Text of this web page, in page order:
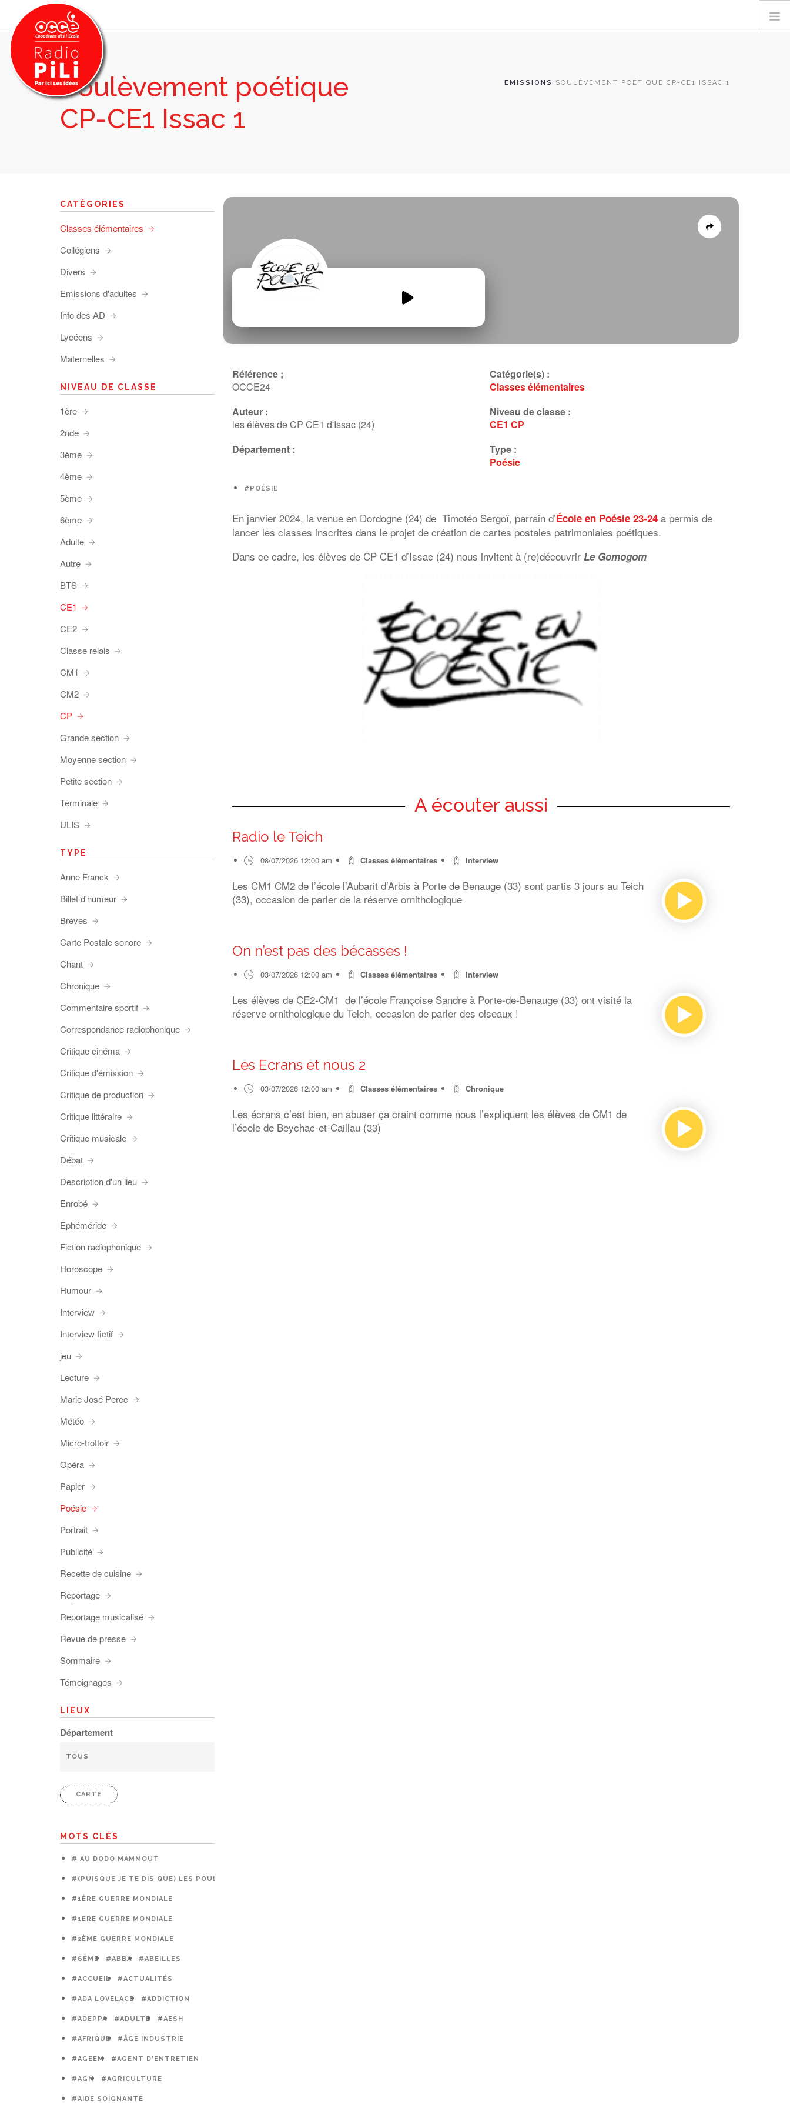
PRÉSENTATION
GRILLE DES PROGRAMMES
EMISSIONS / PODCASTS
RECHERCHER
Soulèvement poétique
CP-CE1 Issac 1
EMISSIONS SOULÈVEMENT POÉTIQUE CP-CE1 ISSAC 1
Le-Gomogom-Hugo-Raphael.mp3
Référence ;
OCCE24
Auteur :
les élèves de CP CE1 d'Issac (24)
Département :
Catégorie(s) :
Classes élémentaires
Niveau de classe :
CE1 CP
Type :
Poésie
#POÉSIE
En janvier 2024, la venue en Dordogne (24) de Timotéo Sergoï, parrain d’École en Poésie 23-24a permis de
lancer les classes inscrites dans le projet de création de cartes postales patrimoniales poétiques.
Dans ce cadre, les élèves de CP CE1 d’Issac (24) nous invitent à (re)découvrir Le Gomogom
A écouter aussi
Radio le Teich
08/07/2026 12:00 am Classes élémentaires Interview
Les CM1 CM2 de l’école l’Aubarit d’Arbis à Porte de Benauge (33) sont partis 3 jours au Teich
(33), occasion de parler de la réserve ornithologique
On n’est pas des bécasses !
03/07/2026 12:00 am Classes élémentaires Interview
Les élèves de CE2-CM1 de l’école Françoise Sandre à Porte-de-Benauge (33) ont visité la
réserve ornithologique du Teich, occasion de parler des oiseaux !
Les Ecrans et nous 2
03/07/2026 12:00 am Classes élémentaires Chronique
Les écrans c’est bien, en abuser ça craint comme nous l’expliquent les élèves de CM1 de
l’école de Beychac-et-Caillau (33)
CATÉGORIES
Classes élémentaires
Collégiens
Divers
Emissions d'adultes
Info des AD
Lycéens
Maternelles
NIVEAU DE CLASSE
1ère
2nde
3ème
4ème
5ème
6ème
Adulte
Autre
BTS
CE1
CE2
Classe relais
CM1
CM2
CP
Grande section
Moyenne section
Petite section
Terminale
ULIS
TYPE
Anne Franck
Billet d'humeur
Brèves
Carte Postale sonore
Chant
Chronique
Commentaire sportif
Correspondance radiophonique
Critique cinéma
Critique d'émission
Critique de production
Critique littéraire
Critique musicale
Débat
Description d'un lieu
Enrobé
Ephéméride
Fiction radiophonique
Horoscope
Humour
Interview
Interview fictif
jeu
Lecture
Marie José Perec
Météo
Micro-trottoir
Opéra
Papier
Poésie
Portrait
Publicité
Recette de cuisine
Reportage
Reportage musicalisé
Revue de presse
Sommaire
Témoignages
LIEUX
Département
CARTE
MOTS CLÉS
# AU DODO MAMMOUT
#(PUISQUE JE TE DIS QUE) LES POULES PRÉFÈRENT LES CAGES
#1ÈRE GUERRE MONDIALE
#1ERE GUERRE MONDIALE
#2ÈME GUERRE MONDIALE
#6ÈME #ABBA #ABEILLES
#ACCUEIL #ACTUALITÉS
#ADA LOVELACE #ADDICTION
#ADEPPA #ADULTE #AESH
#AFRIQUE #ÂGE INDUSTRIE
#AGEEM #AGENT D'ENTRETIEN
#AGN #AGRICULTURE
#AIDE SOIGNANTE